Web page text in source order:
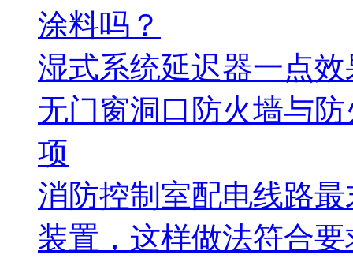
涂料吗？
湿式系统延迟器一点
无门窗洞口防火墙与
项
消防控制室配电线路
装置，这样做法符合